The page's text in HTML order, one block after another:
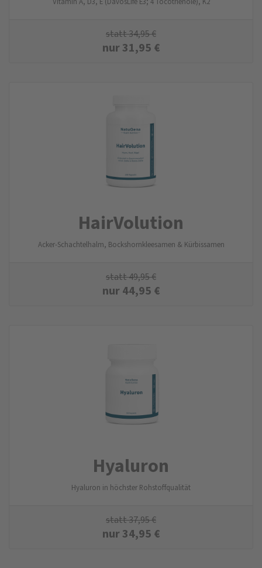
statt34,95€
nur31,95 €
HairVolution
Acker-Schachtelhalm, Bockshornkleesamen & Kürbissamen
statt49,95€
nur44,95 €
Hyaluron
Hyaluron in höchster Rohstoffqualität
statt37,95€
nur34,95 €